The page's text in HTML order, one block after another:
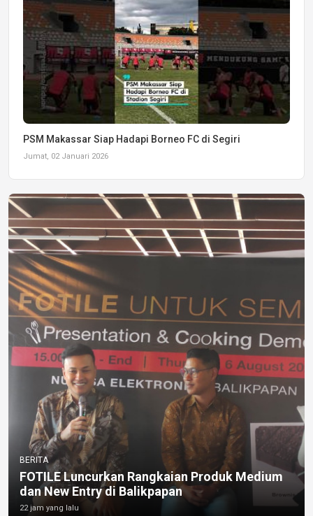
PSM Makassar Siap Hadapi Borneo FC di Segiri
Jumat, 02 Januari 2026
BERITA
FOTILE Luncurkan Rangkaian Produk Medium
dan New Entry di Balikpapan
22 jam yang lalu